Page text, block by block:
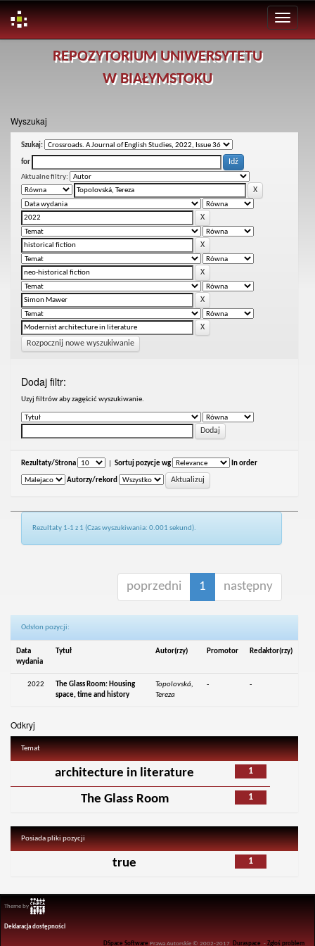
REPOZYTORIUM UNIWERSYTETU
W BIAŁYMSTOKU
Wyszukaj
Szukaj:
for
Aktualne filtry:
Rozpocznij nowe wyszukiwanie
Dodaj filtr:
Uzyj filtrów aby zagęścić wyszukiwanie.
Rezultaty/Strona Sortuj pozycje wg In order
Autorzy/rekord
Rezultaty 1-1 z 1 (Czas wyszukiwania: 0.001 sekund).
poprzedni 1 następny
Odsłon pozycji:
Data
wydania
Tytuł Autor(rzy) Promotor Redaktor(rzy)
2022
The Glass Room: Housing
space, time and history
Topolovská,
Tereza
- -
Odkryj
Temat
1
architecture in literature
1
The Glass Room
Posiada pliki pozycji
1
true
Theme by
Deklaracja dostępności
DSpace Software Prawa Autorskie © 2002-2017 Duraspace -Zgłoś problem